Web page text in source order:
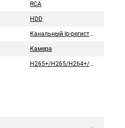
RCA
HDD
Канальный Ip-регистратор
Камера
H265+/H265/H264+/H264